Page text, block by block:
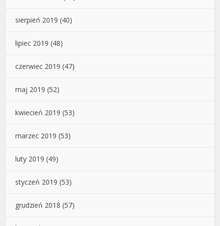
sierpień 2019 (40)
lipiec 2019 (48)
czerwiec 2019 (47)
maj 2019 (52)
kwiecień 2019 (53)
marzec 2019 (53)
luty 2019 (49)
styczeń 2019 (53)
grudzień 2018 (57)